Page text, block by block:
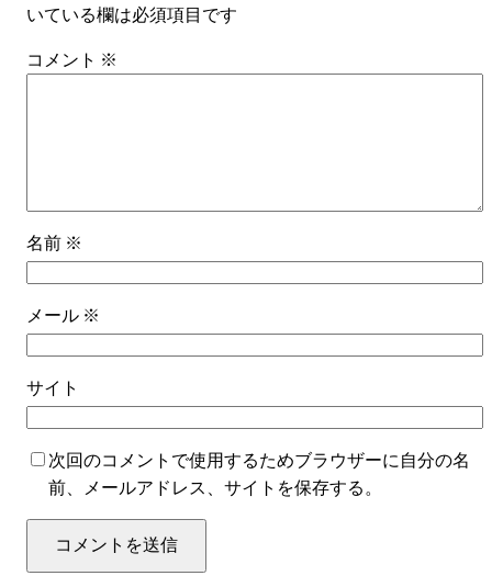
いている欄は必須項目です
コメント ※
名前 ※
メール ※
サイト
次回のコメントで使用するためブラウザーに自分の名
前、メールアドレス、サイトを保存する。